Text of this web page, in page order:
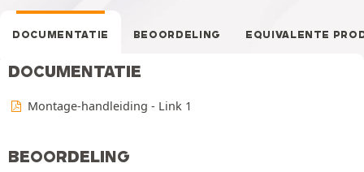
DOCUMENTATIE BEOORDELING EQUIVALENTE
DOCUMENTATIE
Montage-handleiding - Link 1
BEOORDELING